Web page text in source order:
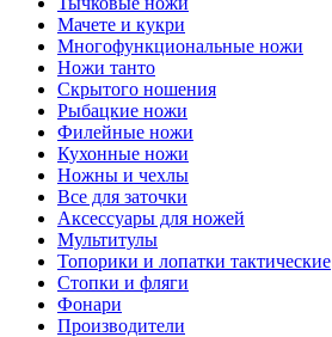
Мачете и кукри
Многофункциональные ножи
Ножи танто
Скрытого ношения
Рыбацкие ножи
Филейные ножи
Кухонные ножи
Ножны и чехлы
Все для заточки
Аксессуары для ножей
Мультитулы
Топорики и лопатки тактические
Стопки и фляги
Фонари
Производители